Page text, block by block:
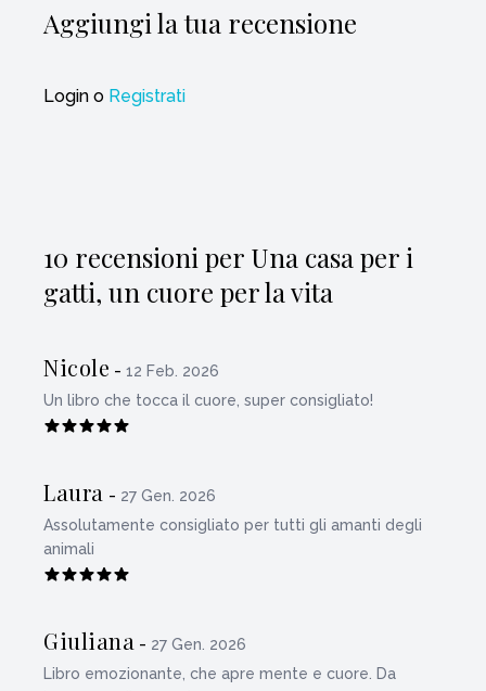
Aggiungi la tua recensione
Login o Registrati
10 recensioni per Una casa per i
gatti, un cuore per la vita
Nicole - 12 Feb. 2026
Un libro che tocca il cuore, super consigliato!
Laura - 27 Gen. 2026
Assolutamente consigliato per tutti gli amanti degli
animali
Giuliana - 27 Gen. 2026
Libro emozionante, che apre mente e cuore. Da